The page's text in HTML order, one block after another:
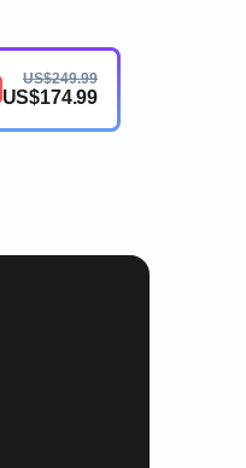
US$249.99
US$174.99